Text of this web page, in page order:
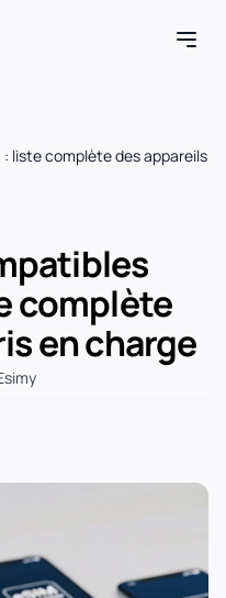
liste complète des appareils
complète
en charge